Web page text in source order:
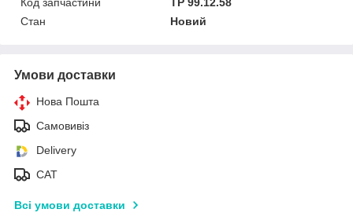
Стан
Новий
Умови доставки
Нова Пошта
Самовивіз
Delivery
САТ
Всі умови доставки